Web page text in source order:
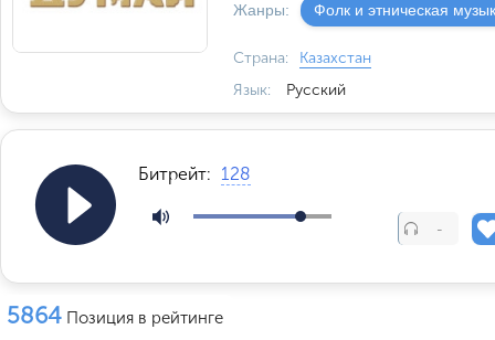
Жанры: Фолк и этническая
Страна:
Казахстан
Язык:
Русский
Битрейт: 128
-
5864 Позиция в рейтинге